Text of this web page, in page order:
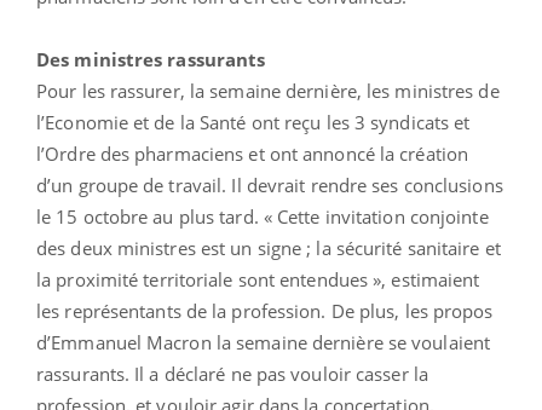
Des ministres rassurants
Pour les rassurer, la semaine dernière, les ministres de
l’Economie et de la Santé ont reçu les 3 syndicats et
l’Ordre des pharmaciens et ont annoncé la création
d’un groupe de travail. Il devrait rendre ses conclusions
le 15 octobre au plus tard. « Cette invitation conjointe
des deux ministres est un signe ; la sécurité sanitaire et
la proximité territoriale sont entendues », estimaient
les représentants de la profession. De plus, les propos
d’Emmanuel Macron la semaine dernière se voulaient
rassurants. Il a déclaré ne pas vouloir casser la
profession, et vouloir agir dans la concertation.